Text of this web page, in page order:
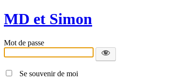
MD et Simon
Mot de passe
Se souvenir de moi